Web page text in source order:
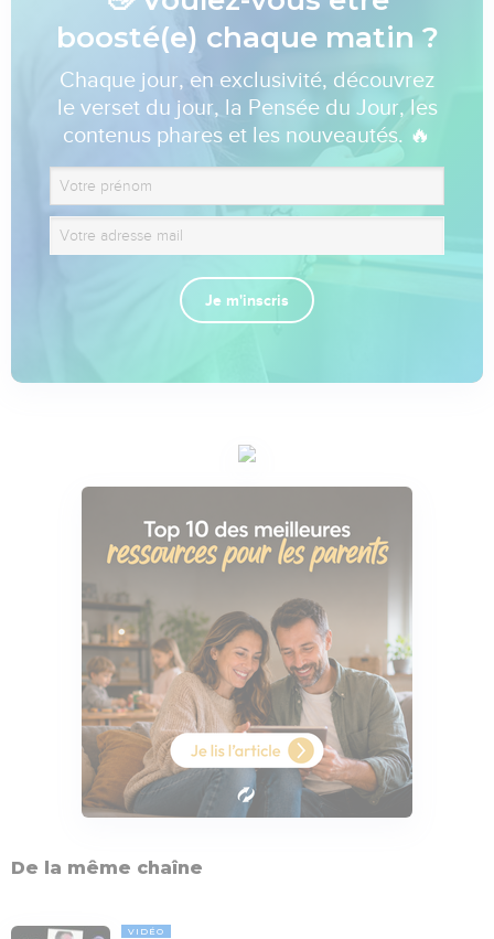
boosté(e) chaque matin ?
Chaque jour, en exclusivité, découvrez
le verset du jour, la Pensée du Jour, les
contenus phares et les nouveautés. 🔥
Je m'inscris
De la même chaîne
VIDÉO